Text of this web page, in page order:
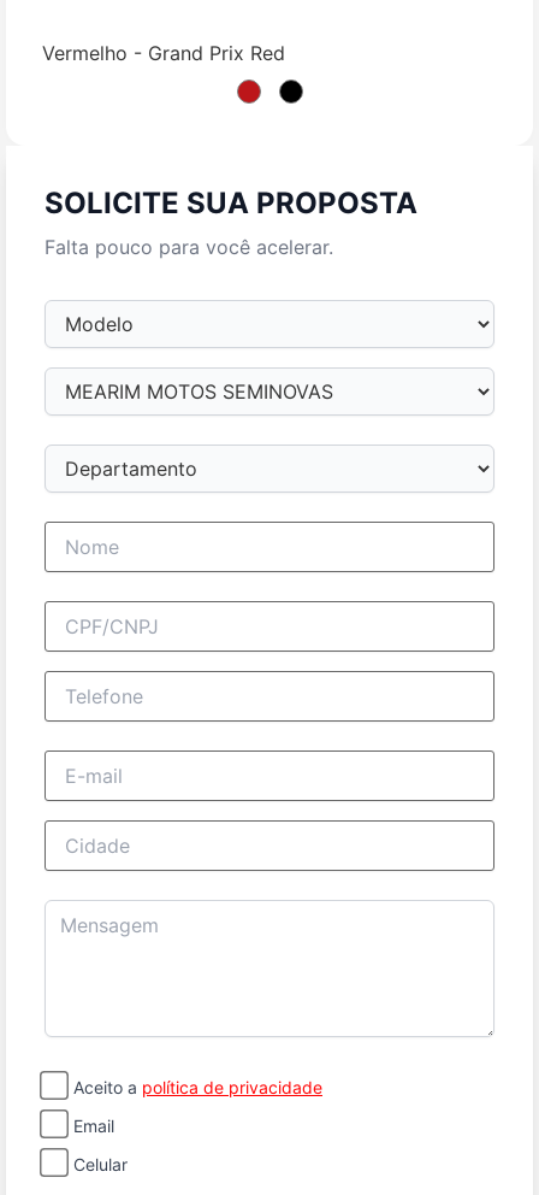
Vermelho - Grand Prix Red
SOLICITE SUA PROPOSTA
Falta pouco para você acelerar.
Modelo
Loja
Departamento
Nome completo
CPF/CNPJ
Telefone
E-mail
Cidade
Mensagem
Aceito a política de privacidade
Email
Celular